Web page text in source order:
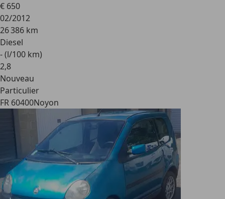
€ 650
02/2012
26 386 km
Diesel
- (l/100 km)
2,8
Nouveau
Particulier
FR 60400Noyon